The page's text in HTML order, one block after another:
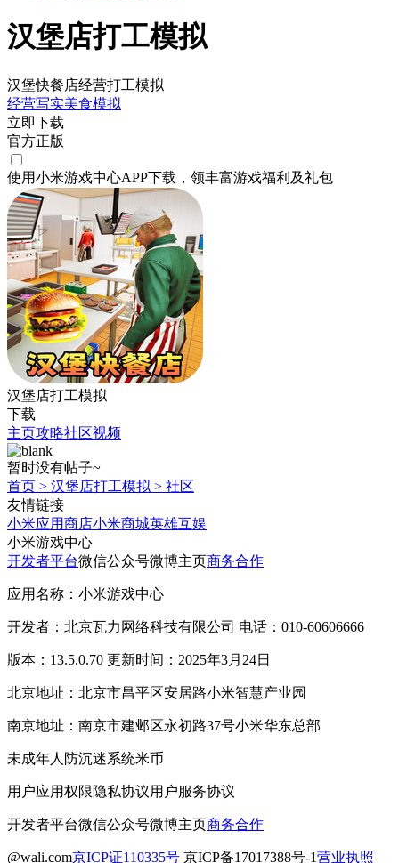
汉堡店打工模拟
汉堡快餐店经营打工模拟
经营写实美食模拟
立即下载
官方正版
使用小米游戏中心APP下载 ，领丰富游戏福利 及礼包
汉堡店打工模拟
下载
主页攻略社区视频
暂时没有帖子~
首页 > 汉堡店打工模拟 > 社区
友情链接
小米应用商店小米商城英雄互娱
小米游戏中心
开发者平台微信公众号微博主页商务合作
应用名称：小米游戏中心
开发者：北京瓦力网络科技有限公司 电话：010-60606666
版本：13.5.0.70 更新时间：2025年3月24日
北京地址：北京市昌平区安居路小米智慧产业园
南京地址：南京市建邺区永初路37号小米华东总部
未成年人防沉迷系统米币
用户应用权限隐私协议用户服务协议
开发者平台微信公众号微博主页商务合作
@wali.com京ICP证110335号 京ICP备17017388号-1营业执照